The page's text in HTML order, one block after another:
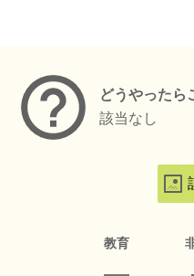
どうやったら
該当なし
教育